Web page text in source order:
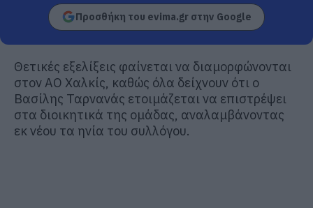
Προσθήκη του evima.gr στην Google
Θετικές εξελίξεις φαίνεται να διαμορφώνονται
στον ΑΟ Χαλκίς, καθώς όλα δείχνουν ότι ο
Βασίλης Ταρνανάς ετοιμάζεται να επιστρέψει
στα διοικητικά της ομάδας, αναλαμβάνοντας
εκ νέου τα ηνία του συλλόγου.